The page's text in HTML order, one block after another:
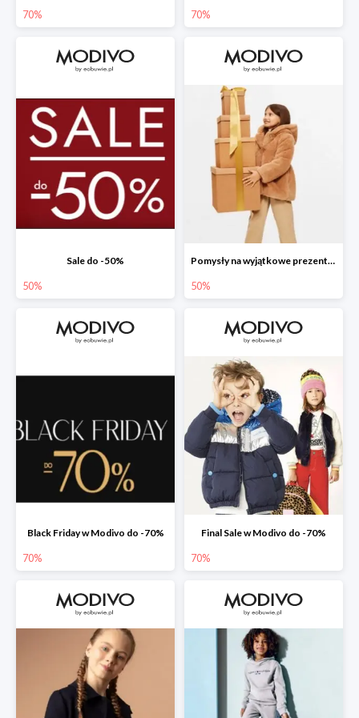
70% 70%
Sale do -50%
50%
Pomysły na wyjątkowe prezenty dla dzieci w Modivo do -50%
50%
Black Friday w Modivo do -70%
70%
Final Sale w Modivo do -70%
70%